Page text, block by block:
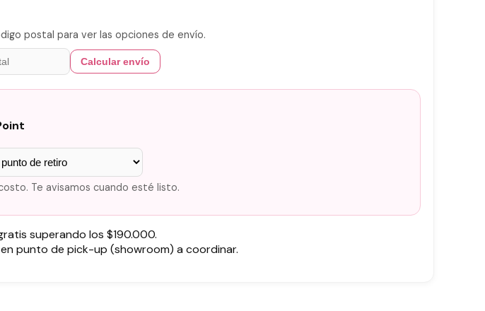
postal para ver las opciones de envío.
Calcular envío
Te avisamos cuando esté listo.
superando los $190.000.
punto de pick-up (showroom) a coordinar.